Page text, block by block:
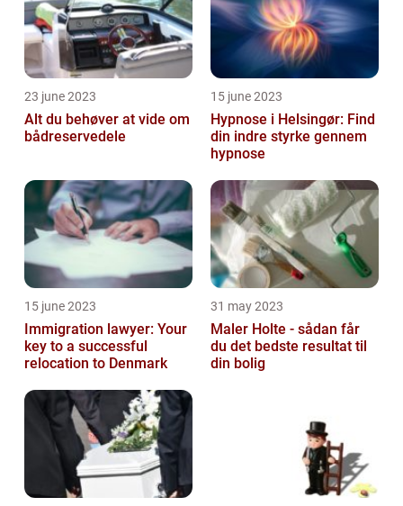
23 june 2023
Alt du behøver at vide om
bådreservedele
15 june 2023
Hypnose i Helsingør: Find
din indre styrke gennem
hypnose
15 june 2023
Immigration lawyer: Your
key to a successful
relocation to Denmark
31 may 2023
Maler Holte - sådan får
du det bedste resultat til
din bolig